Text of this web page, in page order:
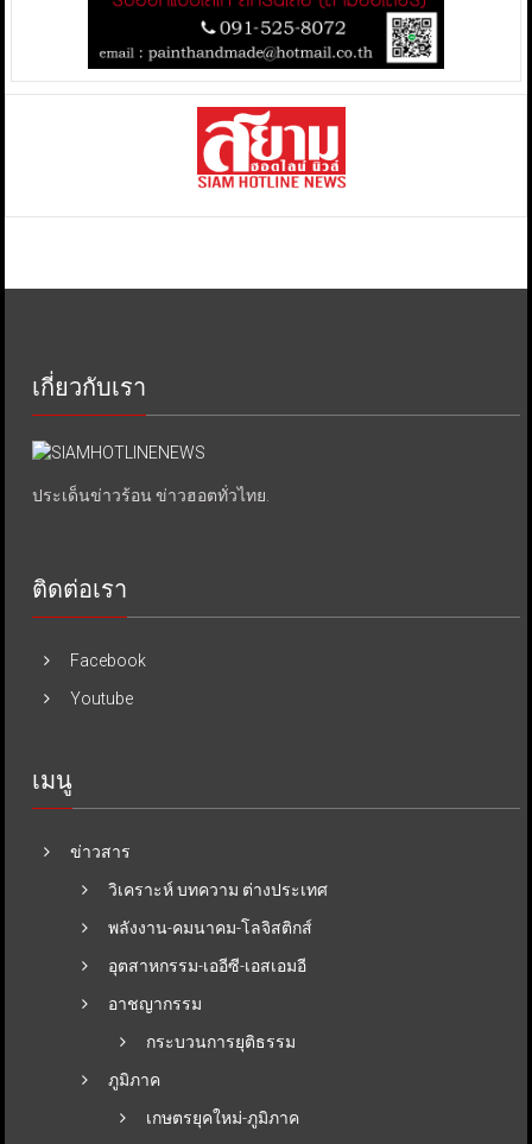
เกี่ยวกับเรา
ประเด็นข่าวร้อน ข่าวฮอตทั่วไทย.
ติดต่อเรา
Facebook
Youtube
เมนู
ข่าวสาร
วิเคราะห์ บทความ ต่างประเทศ
พลังงาน-คมนาคม-โลจิสติกส์
อุตสาหกรรม-เออีซี-เอสเอมอี
อาชญากรรม
กระบวนการยุติธรรม
ภูมิภาค
เกษตรยุคใหม่-ภูมิภาค